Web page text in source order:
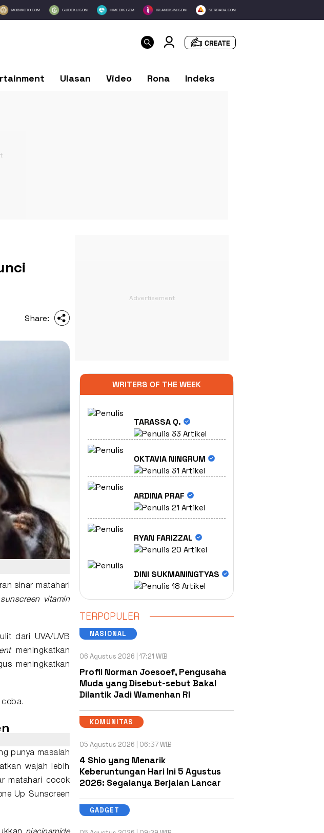
MOBIMOTO.COM GUIDEKU.COM HIMEDIK.COM IKLANDISINI.COM SERBADA.COM
Ulasan Video Rona Indeks
Share:
sinar matahari
sunscreen
vitamin
dari UVA/UVB
meningkatkan
meningkatkan
coba.
punya masalah
wajah lebih
matahari cocok
Up Sunscreen
WRITERS OF THE WEEK
TARASSA Q.
33 Artikel
OKTAVIA NINGRUM
31 Artikel
ARDINA PRAF
21 Artikel
RYAN FARIZZAL
20 Artikel
DINI SUKMANINGTYAS
18 Artikel
TERPOPULER
NASIONAL
06 Agustus 2026 | 17:21 WIB
Profil Norman Joesoef, Pengusaha
Muda yang Disebut-sebut Bakal
Dilantik Jadi Wamenhan RI
KOMUNITAS
05 Agustus 2026 | 06:37 WIB
4 Shio yang Menarik
Keberuntungan Hari Ini 5 Agustus
2026: Segalanya Berjalan Lancar
GADGET